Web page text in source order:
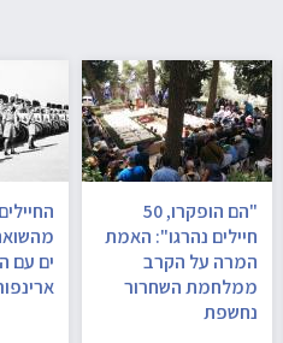
"הם הופקרו, 50
חיילים נהרגו": האמת
המרה על הקרב
ממלחמת השחרור
נחשפת
ים עם